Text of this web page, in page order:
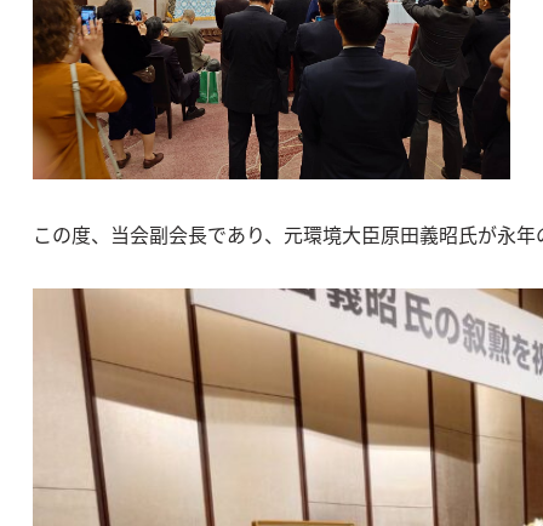
この度、当会副会長であり、元環境大臣原田義昭氏が永